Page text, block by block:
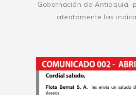
Gobernación de Antioquia,
atentamente las